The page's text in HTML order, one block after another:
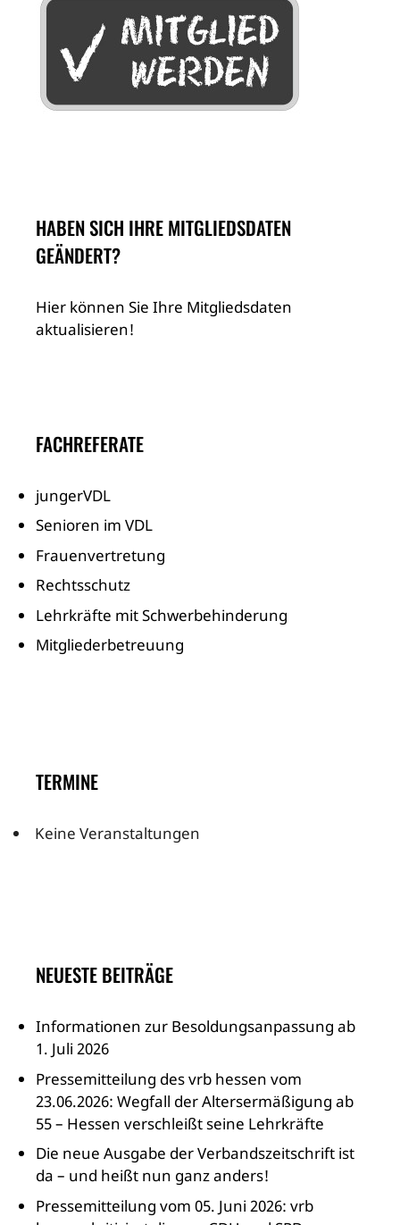
HABEN SICH IHRE MITGLIEDSDATEN
GEÄNDERT?
Hier können Sie Ihre Mitgliedsdaten
aktualisieren!
FACHREFERATE
jungerVDL
Senioren im VDL
Frauenvertretung
Rechtsschutz
Lehrkräfte mit Schwerbehinderung
Mitgliederbetreuung
TERMINE
Keine Veranstaltungen
NEUESTE BEITRÄGE
Informationen zur Besoldungsanpassung ab
1. Juli 2026
Pressemitteilung des vrb hessen vom
23.06.2026: Wegfall der Altersermäßigung ab
55 – Hessen verschleißt seine Lehrkräfte
Die neue Ausgabe der Verbandszeitschrift ist
da – und heißt nun ganz anders!
Pressemitteilung vom 05. Juni 2026: vrb